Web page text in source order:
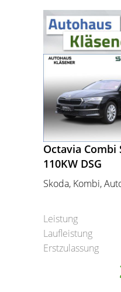
Octavia Combi
110KW DSG
Skoda, Kombi,
Leistung
Laufleistung
Erstzulassung